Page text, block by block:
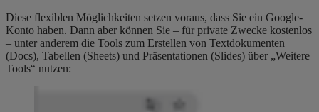
Diese flexiblen Möglichkeiten setzen voraus, dass Sie ein Google-
Konto haben. Dann aber können Sie – für private Zwecke kostenlos
– unter anderem die Tools zum Erstellen von Textdokumenten
(Docs), Tabellen (Sheets) und Präsentationen (Slides) über „Weitere
Tools“ nutzen: